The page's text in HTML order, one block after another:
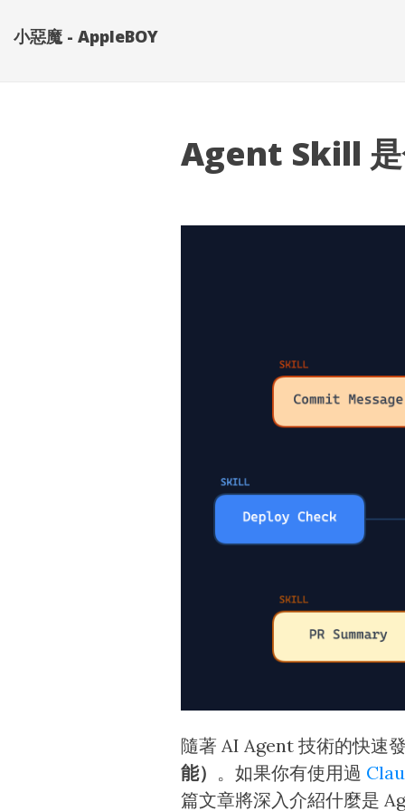
小惡魔 - AppleBOY
Agent Skill 是
隨著 AI Agent 技術的快速
能） 。如果你有使用過
篇文章將深入介紹什麼是